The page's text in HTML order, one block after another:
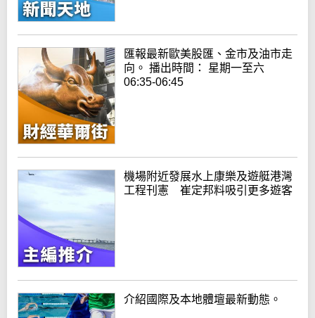
匯報最新歐美股匯、金市及油市走
向。 播出時間： 星期一至六
06:35-06:45
機場附近發展水上康樂及遊艇港灣
工程刊憲 崔定邦料吸引更多遊客
介紹國際及本地體壇最新動態。